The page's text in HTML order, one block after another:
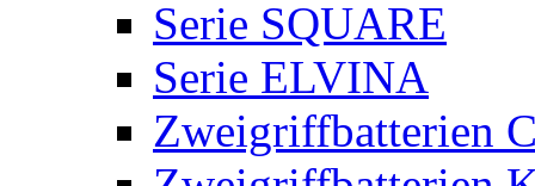
Serie SQUARE
Serie ELVINA
Zweigriffbatterien